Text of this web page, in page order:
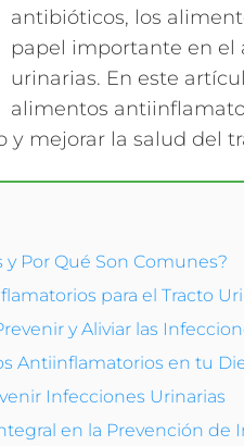
antibióticos, los
papel importante en el
urinarias. En este
alimentos
mejorar la salud del
Por Qué Son Comunes?
para el Tracto
y Aliviar las
Antiinflamatorios en tu
Infecciones Urinarias
en la Prevención de